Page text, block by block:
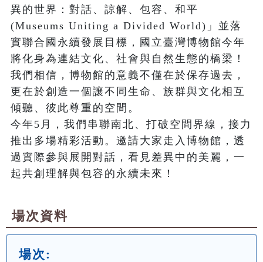
異的世界：對話、諒解、包容、和平
(Museums Uniting a Divided World)」並落
實聯合國永續發展目標，國立臺灣博物館今年
將化身為連結文化、社會與自然生態的橋梁！
我們相信，博物館的意義不僅在於保存過去，
更在於創造一個讓不同生命、族群與文化相互
傾聽、彼此尊重的空間。
今年5月，我們串聯南北、打破空間界線，接力
推出多場精彩活動。邀請大家走入博物館，透
過實際參與展開對話，看見差異中的美麗，一
起共創理解與包容的永續未來！
場次資料
場次: